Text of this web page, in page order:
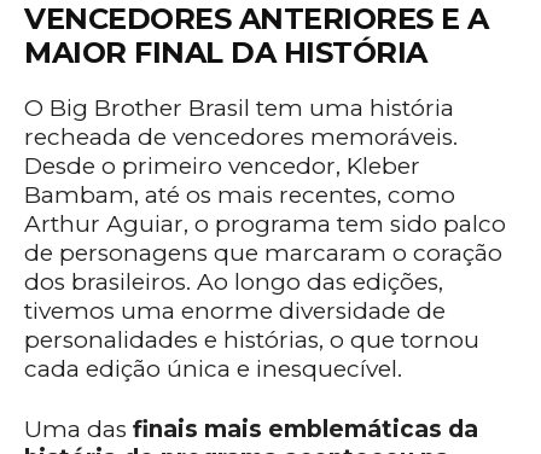
VENCEDORES ANTERIORES E A
MAIOR FINAL DA HISTÓRIA
O Big Brother Brasil tem uma história
recheada de vencedores memoráveis.
Desde o primeiro vencedor, Kleber
Bambam, até os mais recentes, como
Arthur Aguiar, o programa tem sido palco
de personagens que marcaram o coração
dos brasileiros. Ao longo das edições,
tivemos uma enorme diversidade de
personalidades e histórias, o que tornou
cada edição única e inesquecível.
Uma das finais mais emblemáticas da